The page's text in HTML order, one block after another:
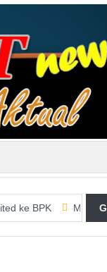
Merasa Terpangil,